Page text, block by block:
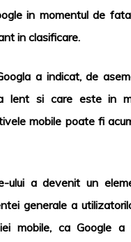
in momentul de
in clasificare.
a indicat, de
lent si care este in
mobile poate fi
ului a devenit un
generale a
mobile, ca Google a